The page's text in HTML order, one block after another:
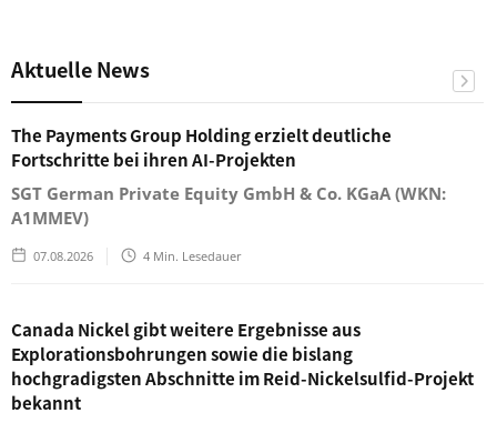
Aktuelle News
The Payments Group Holding erzielt deutliche
Fortschritte bei ihren AI-Projekten
SGT German Private Equity GmbH & Co. KGaA (WKN:
A1MMEV)
07.08.2026 4 Min. Lesedauer
Canada Nickel gibt weitere Ergebnisse aus
Explorationsbohrungen sowie die bislang
hochgradigsten Abschnitte im Reid-Nickelsulfid-Projekt
bekannt